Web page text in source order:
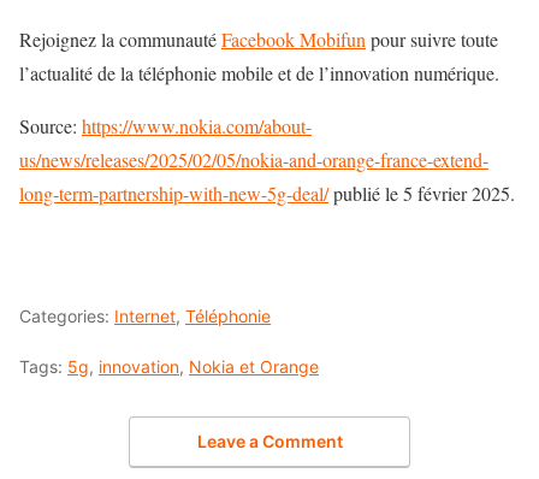
Rejoignez la communautéFacebook Mobifun pour suivre toute
l’actualité de la téléphonie mobile et de l’innovation numérique.
Source: https://www.nokia.com/about-
us/news/releases/2025/02/05/nokia-and-orange-france-extend-
long-term-partnership-with-new-5g-deal/publié le 5 février 2025.
Categories: Internet, Téléphonie
Tags: 5g, innovation, Nokia et Orange
Leave a Comment